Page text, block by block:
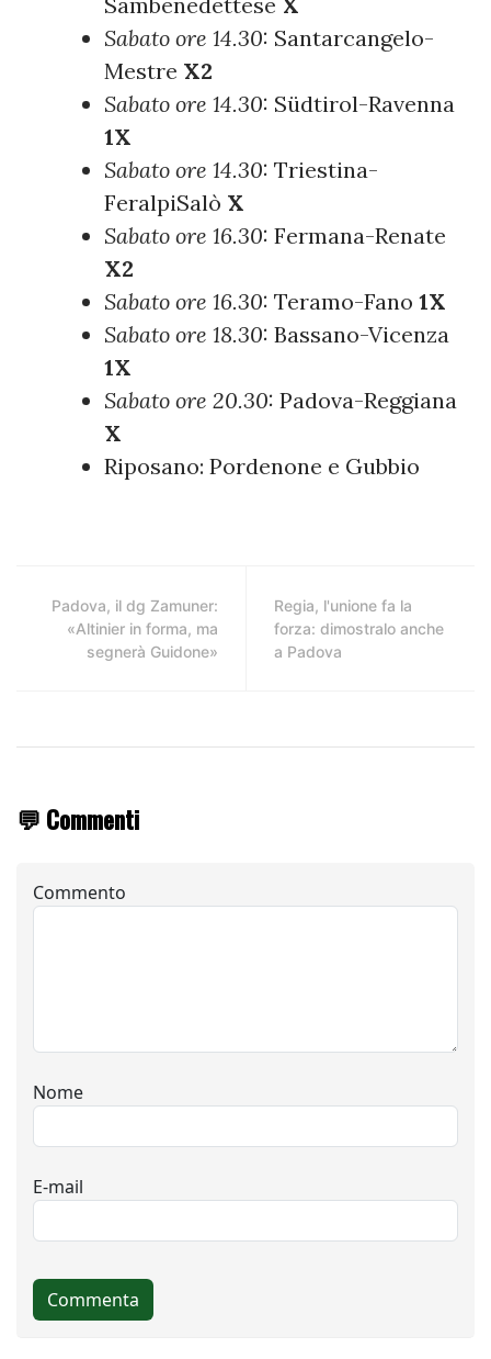
Sabato ore 14.30: Santarcangelo-
Mestre X2
Sabato ore 14.30: Südtirol-Ravenna
1X
Sabato ore 14.30: Triestina-
FeralpiSalò X
Sabato ore 16.30: Fermana-Renate
X2
Sabato ore 16.30: Teramo-Fano 1X
Sabato ore 18.30: Bassano-Vicenza
1X
Sabato ore 20.30: Padova-Reggiana
X
Riposano: Pordenone e Gubbio
Padova, il dg Zamuner:
«Altinier in forma, ma
segnerà Guidone»
Regia, l'unione fa la
forza: dimostralo anche
a Padova
💬 Commenti